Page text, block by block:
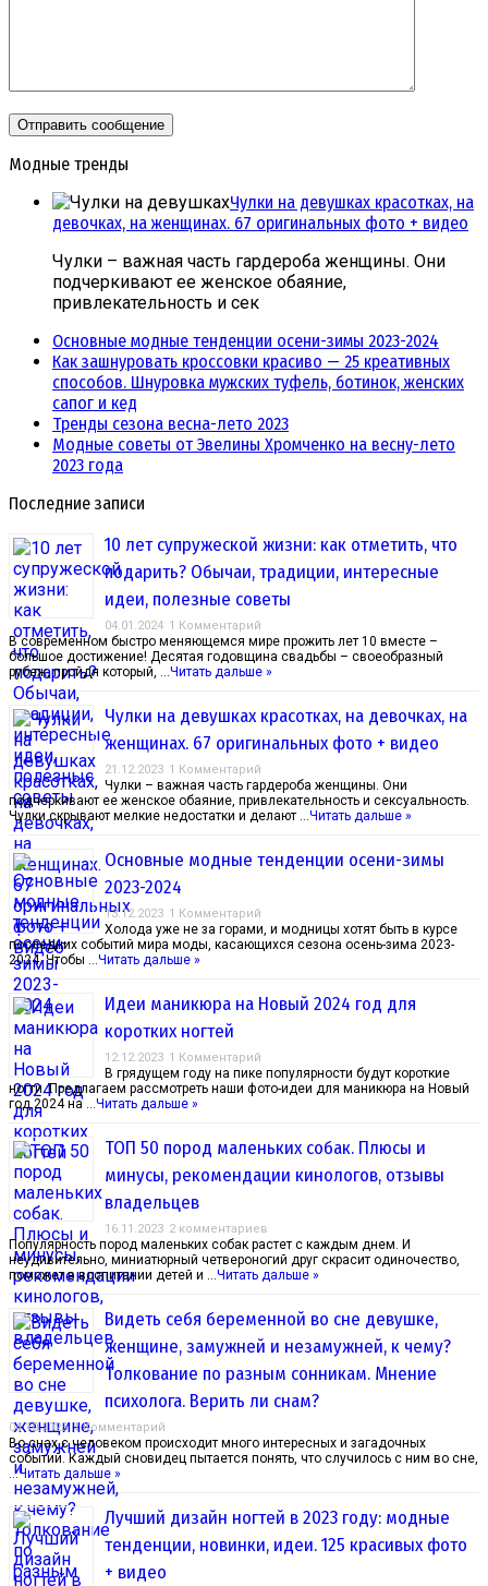
Модные тренды
Чулки на девушках красотках, на
девочках, на женщинах. 67 оригинальных фото + видео
Чулки – важная часть гардероба женщины. Они
подчеркивают ее женское обаяние,
привлекательность и сек
Основные модные тенденции осени-зимы 2023-2024
Как зашнуровать кроссовки красиво — 25 креативных
способов. Шнуровка мужских туфель, ботинок, женских
сапог и кед
Тренды сезона весна-лето 2023
Модные советы от Эвелины Хромченко на весну-лето
2023 года
Последние записи
10 лет супружеской жизни: как отметить, что
подарить? Обычаи, традиции, интересные
идеи, полезные советы
04.01.2024 1 Комментарий
В современном быстро меняющемся мире прожить лет 10 вместе –
большое достижение! Десятая годовщина свадьбы – своеобразный
рубеж, пройдя который, …Читать дальше »
Чулки на девушках красотках, на девочках, на
женщинах. 67 оригинальных фото + видео
21.12.2023 1 Комментарий
Чулки – важная часть гардероба женщины. Они
подчеркивают ее женское обаяние, привлекательность и сексуальность.
Чулки скрывают мелкие недостатки и делают …Читать дальше »
Основные модные тенденции осени-зимы
2023-2024
13.12.2023 1 Комментарий
Холода уже не за горами, и модницы хотят быть в курсе
последних событий мира моды, касающихся сезона осень-зима 2023-
2024. Чтобы …Читать дальше »
Идеи маникюра на Новый 2024 год для
коротких ногтей
12.12.2023 1 Комментарий
В грядущем году на пике популярности будут короткие
ногти. Предлагаем рассмотреть наши фото-идеи для маникюра на Новый
год 2024 на …Читать дальше »
ТОП 50 пород маленьких собак. Плюсы и
минусы, рекомендации кинологов, отзывы
владельцев
16.11.2023 2 комментариев
Популярность пород маленьких собак растет с каждым днем. И
неудивительно, миниатюрный четвероногий друг скрасит одиночество,
поможет в воспитании детей и …Читать дальше »
Видеть себя беременной во сне девушке,
женщине, замужней и незамужней, к чему?
Толкование по разным сонникам. Мнение
психолога. Верить ли снам?
04.10.2023 1 Комментарий
Во снах с человеком происходит много интересных и загадочных
событий. Каждый сновидец пытается понять, что случилось с ним во сне,
…Читать дальше »
Лучший дизайн ногтей в 2023 году: модные
тенденции, новинки, идеи. 125 красивых фото
+ видео